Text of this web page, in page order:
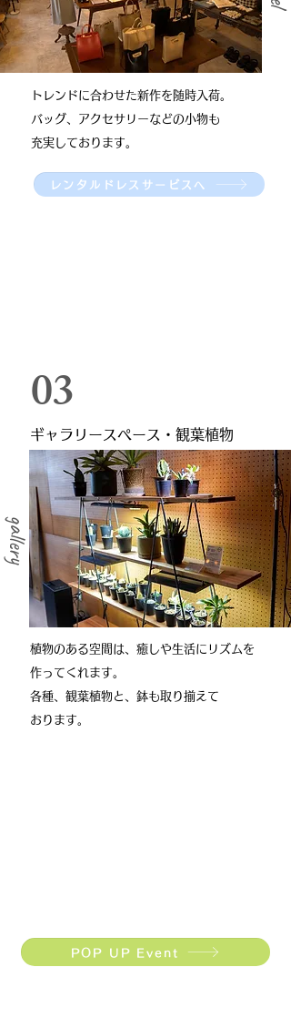
​トレンドに合わせた新作を随時入荷。
バッグ、アクセサリーなどの小物も
充実して​おります。
レンタルドレスサービスへ
​03
​ギャラリースペース・観葉植物
​植物のある空間は、癒しや生活にリズムを
作ってくれます。
各種、観葉植物と、鉢も取り揃えて
おります。
​gallery
POP UP Event